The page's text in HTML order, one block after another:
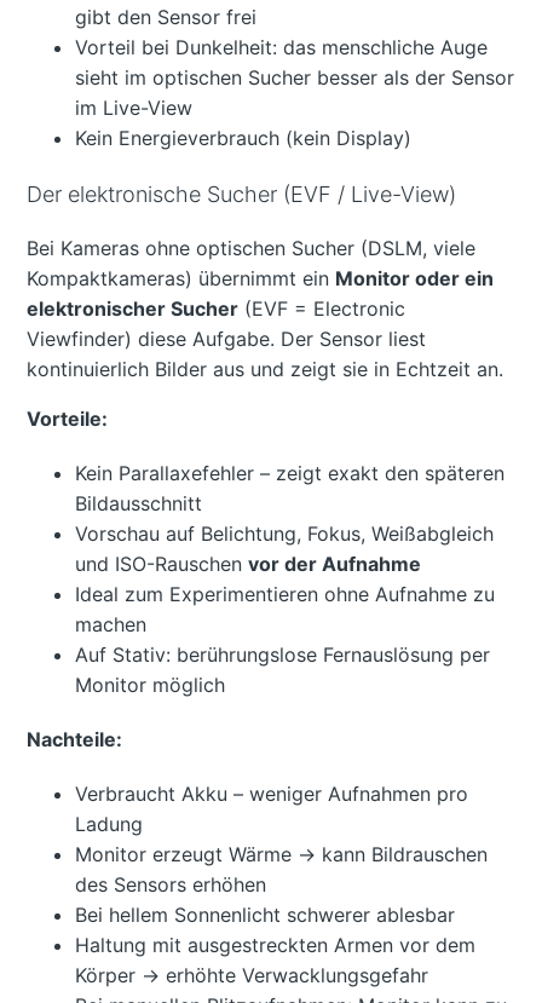
gibt den Sensor frei
Vorteil bei Dunkelheit: das menschliche Auge
sieht im optischen Sucher besser als der Sensor
im Live-View
Kein Energieverbrauch (kein Display)
Der elektronische Sucher (EVF / Live-View)
Bei Kameras ohne optischen Sucher (DSLM, viele
Kompaktkameras) übernimmt ein Monitor oder ein
elektronischer Sucher (EVF = Electronic
Viewfinder) diese Aufgabe. Der Sensor liest
kontinuierlich Bilder aus und zeigt sie in Echtzeit an.
Vorteile:
Kein Parallaxefehler – zeigt exakt den späteren
Bildausschnitt
Vorschau auf Belichtung, Fokus, Weißabgleich
und ISO-Rauschenvor der Aufnahme
Ideal zum Experimentieren ohne Aufnahme zu
machen
Auf Stativ: berührungslose Fernauslösung per
Monitor möglich
Nachteile:
Verbraucht Akku – weniger Aufnahmen pro
Ladung
Monitor erzeugt Wärme → kann Bildrauschen
des Sensors erhöhen
Bei hellem Sonnenlicht schwerer ablesbar
Haltung mit ausgestreckten Armen vor dem
Körper → erhöhte Verwacklungsgefahr